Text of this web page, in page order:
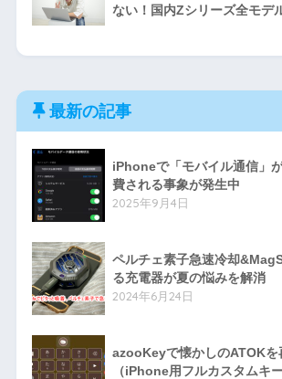
ない！国内Zシリーズ全モデ
最新の記事
iPhoneで「モバイル通信」
費される事象が発生中
2025年9月4日
ペルチェ素子急速冷却
る充電器が夏の悩みを解消
2024年6月24日
azooKeyで懐かしのATOKを
（iPhone用フルカスタムキ